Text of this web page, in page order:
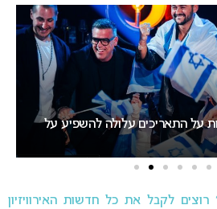
פער מסופיה במירוץ לאירוח
לקבל את כל חדשות האירוויזיון